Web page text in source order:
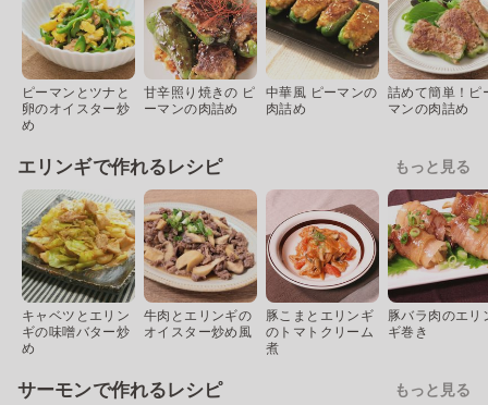
ピーマンとツナと
卵のオイスター炒
め
甘辛照り焼きの ピ
ーマンの肉詰め
中華風 ピーマンの
肉詰め
詰めて簡単！ピ
マンの肉詰め
エリンギで作れるレシピ もっと見る
キャベツとエリン
ギの味噌バター炒
め
牛肉とエリンギの
オイスター炒め風
豚こまとエリンギ
のトマトクリーム
煮
豚バラ肉のエリ
ギ巻き
サーモンで作れるレシピ もっと見る